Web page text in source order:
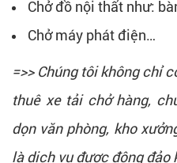
Chở đồ nội thất như:
Chở máy phát điện…
=>> Chúng tôi không chỉ
thuê xe tải chở hàng,
dọn văn phòng, kho
là dịch vụ được đông đảo